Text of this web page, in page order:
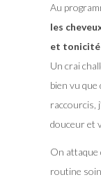
Au
les
et tonicité
Un crai
bien vu
raccourcis,
douceur et
On attaque
routine